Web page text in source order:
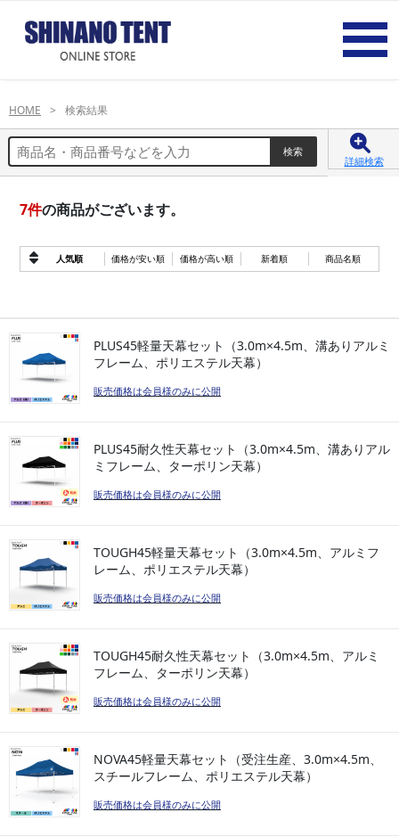
HOME 検索結果
詳細検索
7件の商品がございます。
人気順 価格が安い順 価格が高い順 新着順 商品名順
PLUS45軽量天幕セット（3.0m×4.5m、溝ありアルミ
フレーム、ポリエステル天幕）
販売価格は会員様のみに公開
PLUS45耐久性天幕セット（3.0m×4.5m、溝ありアル
ミフレーム、ターポリン天幕）
販売価格は会員様のみに公開
TOUGH45軽量天幕セット（3.0m×4.5m、アルミフ
レーム、ポリエステル天幕）
販売価格は会員様のみに公開
TOUGH45耐久性天幕セット（3.0m×4.5m、アルミ
フレーム、ターポリン天幕）
販売価格は会員様のみに公開
NOVA45軽量天幕セット（受注生産、3.0m×4.5m、
スチールフレーム、ポリエステル天幕）
販売価格は会員様のみに公開